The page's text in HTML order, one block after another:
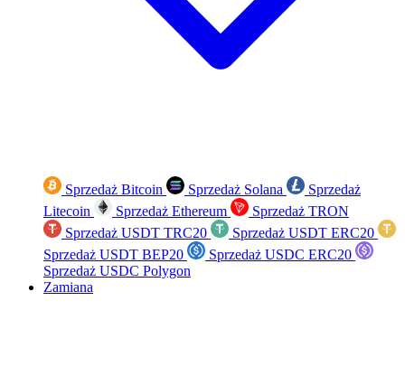
Sprzedaż Bitcoin Sprzedaż Solana
Sprzedaż
Litecoin
Sprzedaż Ethereum
Sprzedaż TRON
Sprzedaż USDT TRC20
Sprzedaż USDT ERC20
Sprzedaż USDT BEP20
Sprzedaż USDC ERC20
Sprzedaż USDC Polygon
Zamiana